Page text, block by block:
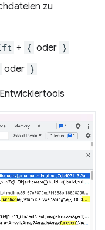
zu
+ { oder }
oder }